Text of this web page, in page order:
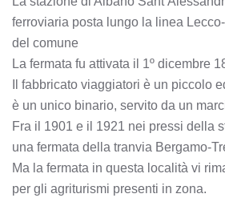
ferroviaria posta lungo la linea
del comune
La fermata fu attivata il 1º dicembre
Il fabbricato viaggiatori è un piccolo
è un unico binario, servito da un
Fra il 1901 e il 1921 nei pressi della
una fermata della tranvia Bergamo-
Ma la fermata in questa località vi
per gli agriturismi presenti in zona.